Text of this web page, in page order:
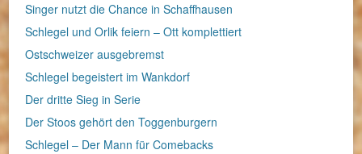
Singer nutzt die Chance in Schaffhausen
Schlegel und Orlik feiern – Ott komplettiert
Ostschweizer ausgebremst
Schlegel begeistert im Wankdorf
Der dritte Sieg in Serie
Der Stoos gehört den Toggenburgern
Schlegel – Der Mann für Comebacks